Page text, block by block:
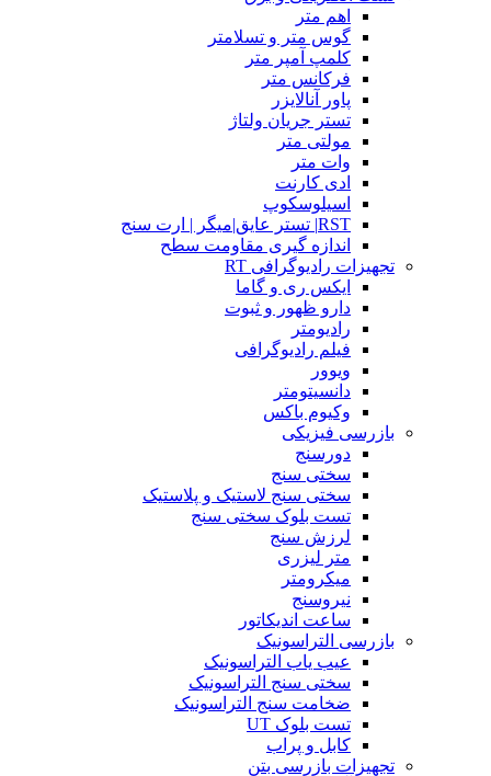
اهم متر
گوس متر و تسلامتر
کلمپ آمپر متر
فرکانس متر
پاور آنالایزر
تستر جریان ولتاژ
مولتی متر
وات متر
ادی کارنت
اسیلوسکوپ
RST| تستر عایق|میگر | ارت سنج
اندازه گیری مقاومت سطح
تجهیزات رادیوگرافی RT
ایکس ری و گاما
دارو ظهور و ثبوت
رادیومتر
فیلم رادیوگرافی
ویوور
دانسیتومتر
وکیوم باکس
بازرسی فیزیکی
دورسنج
سختی سنج
سختی سنج لاستیک و پلاستیک
تست بلوک سختی سنج
لرزش سنج
متر لیزری
میکرومتر
نیروسنج
ساعت اندیکاتور
بازرسی التراسونیک
عیب یاب التراسونیک
سختی سنج التراسونیک
ضخامت سنج التراسونیک
تست بلوک UT
کابل و پراب
تجهیزات بازرسی بتن